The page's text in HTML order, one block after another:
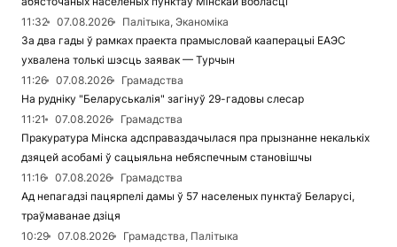
11:32
07.08.2026
Палітыка, Эканоміка
За два гады ў рамках праекта прамысловай кааперацыі ЕАЭС
ухвалена толькі шэсць заявак — Турчын
11:26
07.08.2026
Грамадства
На рудніку "Беларуськалія" загінуў 29-гадовы слесар
11:21
07.08.2026
Грамадства
Пракуратура Мінска адсправаздачылася пра прызнанне некалькіх
дзяцей асобамі ў сацыяльна небяспечным становішчы
11:16
07.08.2026
Грамадства
Ад непагадзі пацярпелі дамы ў 57 населеных пунктаў Беларусі,
траўмаванае дзіця
10:29
07.08.2026
Грамадства, Палітыка